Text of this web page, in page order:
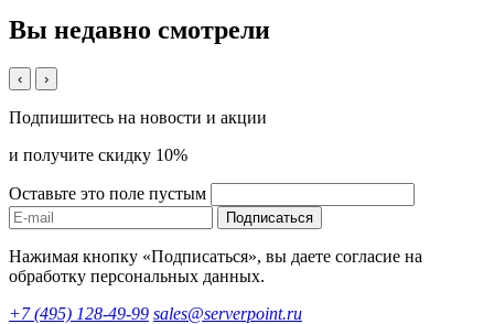
Вы недавно смотрели
‹ ›
Подпишитесь на новости и акции
и получите скидку 10%
Оставьте это поле пустым
Подписаться
Нажимая кнопку «Подписаться», вы даете согласие на
обработку персональных данных.
+7 (495) 128-49-99 sales@serverpoint.ru